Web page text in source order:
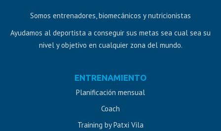
Somos entrenadores, biomecánicos y nutricionistas
Ayudamos al deportista a conseguir sus metas sea cual sea su
nivel y objetivo en cualquier zona del mundo.
Diseño
web
ENTRENAMIENTO
Planificación mensual
Coach
Training by Patxi Vila